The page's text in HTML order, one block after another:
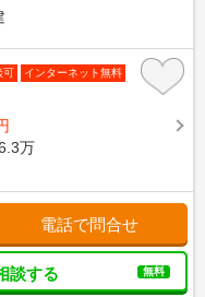
可 インターネット無料
万
電話で問合せ
談する 無料